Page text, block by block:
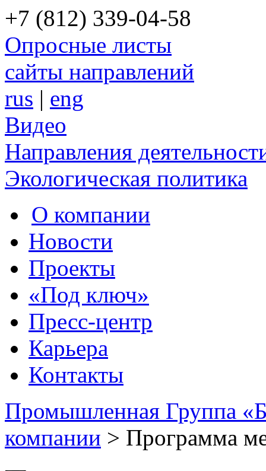
+7 (812) 339-04-58
Опросные листы
сайты направлений
rus | eng
Видео
Направления
Экологическая политика
О компании
Новости
Проекты
«Под ключ»
Пресс-центр
Карьера
Контакты
Промышленная Группа
компании > Программа